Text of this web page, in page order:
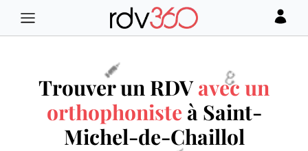
Trouver un RDVavec un
orthophoniste à Saint-
Michel-de-Chaillol